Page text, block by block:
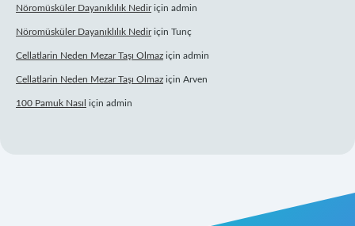
Nöromüsküler Dayanıklılık Nediriçin admin
Nöromüsküler Dayanıklılık Nediriçin Tunç
Cellatlarin Neden Mezar Taşı Olmaz için admin
Cellatlarin Neden Mezar Taşı Olmaz için Arven
100 Pamuk Nasıl için admin